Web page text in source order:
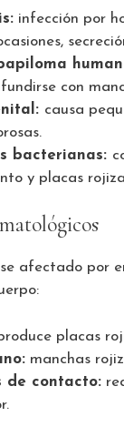
infección por
con
causa
bacterianas:
y placas
afectado por
placas
manchas
de contacto: